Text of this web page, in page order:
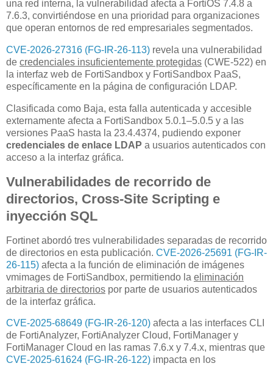
una red interna, la vulnerabilidad afecta a FortiOS 7.4.8 a
7.6.3, convirtiéndose en una prioridad para organizaciones
que operan entornos de red empresariales segmentados.
CVE-2026-27316 (FG-IR-26-113) revela una vulnerabilidad
de credenciales insuficientemente protegidas (CWE-522) en
la interfaz web de FortiSandbox y FortiSandbox PaaS,
específicamente en la página de configuración LDAP.
Clasificada como Baja, esta falla autenticada y accesible
externamente afecta a FortiSandbox 5.0.1–5.0.5 y a las
versiones PaaS hasta la 23.4.4374, pudiendo exponer
credenciales de enlace LDAP a usuarios autenticados con
acceso a la interfaz gráfica.
Vulnerabilidades de recorrido de
directorios, Cross-Site Scripting e
inyección SQL
Fortinet abordó tres vulnerabilidades separadas de recorrido
de directorios en esta publicación. CVE-2026-25691 (FG-IR-
26-115) afecta a la función de eliminación de imágenes
vmimages de FortiSandbox, permitiendo la eliminación
arbitraria de directorios por parte de usuarios autenticados
de la interfaz gráfica.
CVE-2025-68649 (FG-IR-26-120) afecta a las interfaces CLI
de FortiAnalyzer, FortiAnalyzer Cloud, FortiManager y
FortiManager Cloud en las ramas 7.6.x y 7.4.x, mientras que
CVE-2025-61624 (FG-IR-26-122) impacta en los